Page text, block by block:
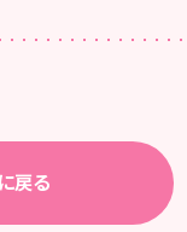
戻る